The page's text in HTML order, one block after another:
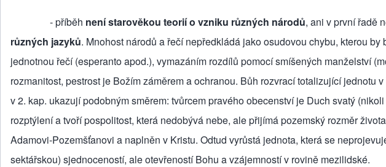
‑ příběh není starověkou teorií o vzniku různých národů, ani v první řadě
různých jazyků. Mnohost národů a řečí ne­předkládá jako osudovou chybu, kterou by
jednotnou řečí (esperanto apod.), vymazá­ním rozdílů pomocí smíšených manželství
rozmanitost, pestrost je Božím záměrem a ochranou. Bůh rozvrací totalizu­jící jednotu
v 2. kap. ukazují podobným směrem: tvůrcem pravého obecenství je Duch svatý
rozptýlení a tvoří pospolitost, která nedobývá nebe, ale přijímá pozem­ský rozměr
Adamovi‑Pozemšťanovi a naplněn v Kristu. Odtud vyrůstá jednota, která se
sektářskou) sjed­noceností, ale otevřeností Bohu a vzájemností v rovině mezilidské.